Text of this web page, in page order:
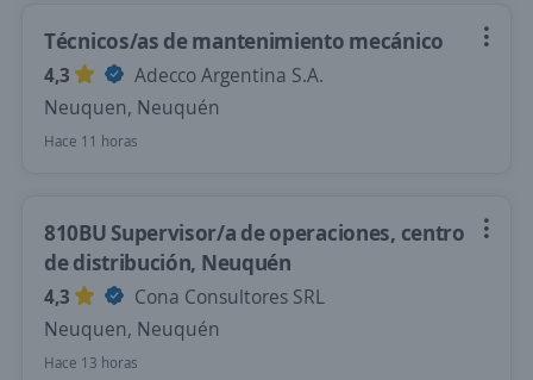
Técnicos/as de mantenimiento mecánico
4,3
Adecco Argentina S.A.
Neuquen, Neuquén
Hace 11 horas
810BU Supervisor/a de operaciones, centro
de distribución, Neuquén
4,3
Cona Consultores SRL
Neuquen, Neuquén
Hace 13 horas